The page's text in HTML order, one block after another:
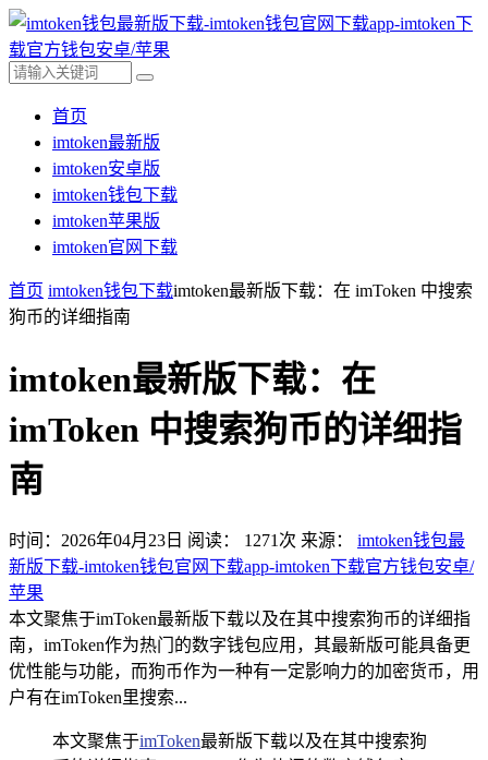
首页
imtoken最新版
imtoken安卓版
imtoken钱包下载
imtoken苹果版
imtoken官网下载
首页 imtoken钱包下载imtoken最新版下载：在 imToken 中搜索
狗币的详细指南
imtoken最新版下载：在
imToken 中搜索狗币的详细指
南
时间：2026年04月23日 阅读： 1271 次 来源： imtoken钱包最
新版下载-imtoken钱包官网下载app-imtoken下载官方钱包安卓/
苹果
本文聚焦于imToken最新版下载以及在其中搜索狗币的详细指
南，imToken作为热门的数字钱包应用，其最新版可能具备更
优性能与功能，而狗币作为一种有一定影响力的加密货币，用
户有在imToken里搜索...
本文聚焦于imToken最新版下载以及在其中搜索狗